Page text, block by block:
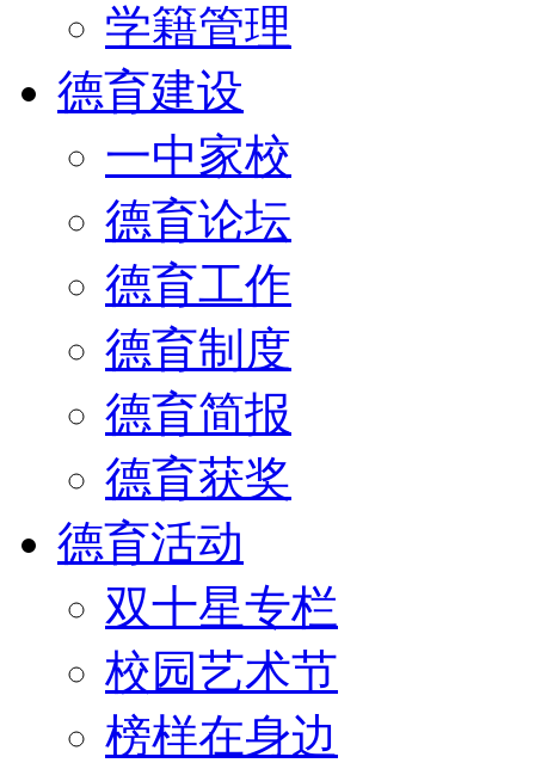
学籍管理
德育建设
一中家校
德育论坛
德育工作
德育制度
德育简报
德育获奖
德育活动
双十星专栏
校园艺术节
榜样在身边